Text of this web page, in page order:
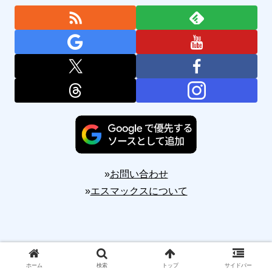
»お問い合わせ
»エスマックスについて
Copyright © 2010-2026 S-MAX All Rights Reserved.
ホーム 検索 トップ サイドバー